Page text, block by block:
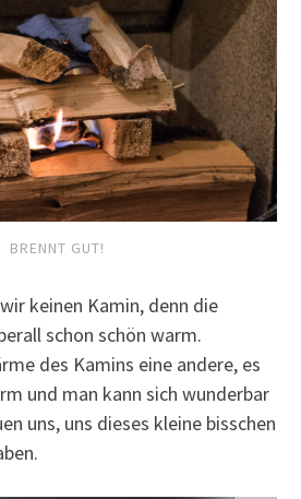
BRENNT GUT!
keinen Kamin, denn die
schon schön warm.
des Kamins eine andere, es
und man kann sich wunderbar
uns, uns dieses kleine bisschen